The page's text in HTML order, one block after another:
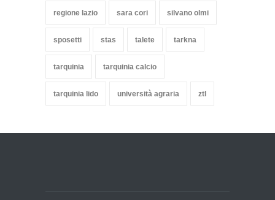
regione lazio sara cori silvano olmi
sposetti stas talete tarkna
tarquinia tarquinia calcio
tarquinia lido università agraria ztl